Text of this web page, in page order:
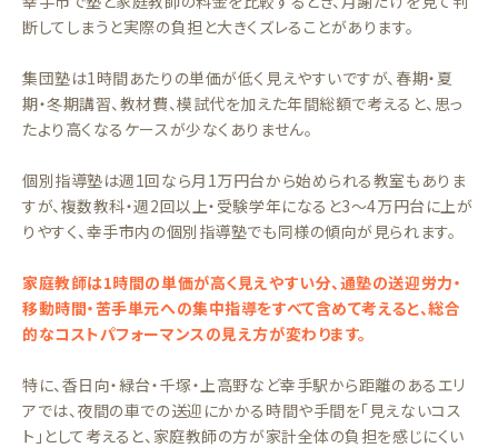
断してしまうと実際の負担と大きくズレることがあります。
集団塾は1時間あたりの単価が低く見えやすいですが、春期・夏
期・冬期講習、教材費、模試代を加えた年間総額で考えると、思っ
たより高くなるケースが少なくありません。
個別指導塾は週1回なら月1万円台から始められる教室もありま
すが、複数教科・週2回以上・受験学年になると3〜4万円台に上が
りやすく、幸手市内の個別指導塾でも同様の傾向が見られます。
家庭教師は1時間の単価が高く見えやすい分、通塾の送迎労力・
移動時間・苦手単元への集中指導をすべて含めて考えると、総合
的なコストパフォーマンスの見え方が変わります。
特に、香日向・緑台・千塚・上高野など幸手駅から距離のあるエリ
アでは、夜間の車での送迎にかかる時間や手間を「見えないコス
ト」として考えると、家庭教師の方が家計全体の負担を感じにくい